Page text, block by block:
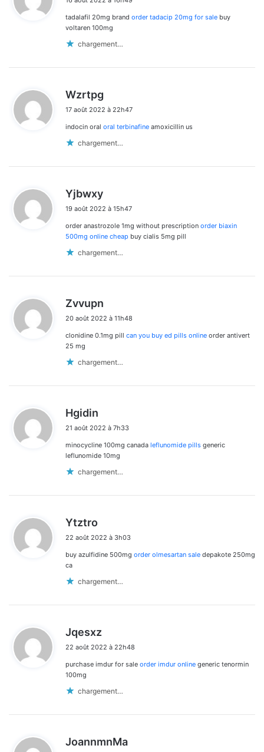
t
:
tadalafil 20mg brand order tadacip 20mg for sale buy
voltaren 100mg
chargement…
Wzrtpg
t
17 août 2022 à 22h47
indocin oral oral terbinafine amoxicillin us
chargement…
Yjbwxy
t
:
19 août 2022 à 15h47
order anastrozole 1mg without prescription order biaxin
500mg online cheap buy cialis 5mg pill
chargement…
Zvvupn
t
20 août 2022 à 11h48
clonidine 0.1mg pill can you buy ed pills online order antivert
25 mg
chargement…
Hgidin
t
:
21 août 2022 à 7h33
minocycline 100mg canada leflunomide pills generic
leflunomide 10mg
chargement…
Ytztro
t
22 août 2022 à 3h03
buy azulfidine 500mg order olmesartan sale depakote 250mg
ca
chargement…
Jqesxz
t
22 août 2022 à 22h48
purchase imdur for sale order imdur online generic tenormin
100mg
chargement…
JoannmnMa